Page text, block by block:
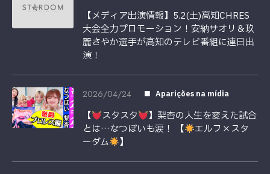
【メディア出演情報】5.2(土)高知CHRES
大会全力プロモーション！安納サオリ＆玖
麗さやか選手が高知のテレビ番組に連日出
演！
2026/04/24 Aparições na mídia
【 スタスタ
】梨杏の人生を変えた試合
とは…なつぽいも涙！ 【
エルフ×スタ
ーダム
】